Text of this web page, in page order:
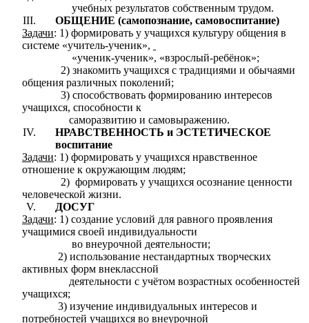
учебных результатов собственным трудом.
ОБЩЕНИЕ (самопознание, самовоспитание)
Задачи: 1) формировать у учащихся культуру общения в
системе «учитель-ученик»,
«ученик-ученик», «взрослый-ребёнок»;
2) знакомить учащихся с традициями и обычаями
общения различных поколений;
3) способствовать формированию интересов
учащихся, способности к
саморазвитию и самовыражению.
НРАВСТВЕННОСТЬ и ЭСТЕТИЧЕСКОЕ
воспитание
Задачи: 1) формировать у учащихся нравственное
отношение к окружающим людям;
2) формировать у учащихся осознание ценности
человеческой жизни.
ДОСУГ
Задачи: 1) создание условий для равного проявления
учащимися своей индивидуальности
во внеурочной деятельности;
2) использование нестандартных творческих
активных форм внеклассной
деятельности с учётом возрастных особенностей
учащихся;
3) изучение индивидуальных интересов и
потребностей учащихся во внеурочной